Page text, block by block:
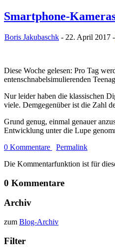
Smartphone-
Boris Jakubaschk - 22. April 2017 -
Diese Woche gelesen: Pro Tag
entenschnabelsimulierenden
Nur leider haben die klassischen
viele. Demgegenüber ist die Zahl
Grund genug, einmal genauer
Entwicklung unter die Lupe
0 Kommentare
Permalink
Die Kommentarfunktion ist für
0 Kommentare
Archiv
zum Blog-Archiv
Filter